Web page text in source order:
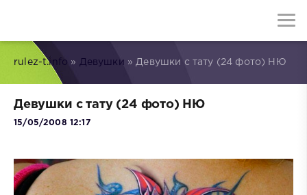
rulez-t.info » Девушки » Девушки с тату (24 фото) НЮ
Девушки с тату (24 фото) НЮ
15/05/2008 12:17